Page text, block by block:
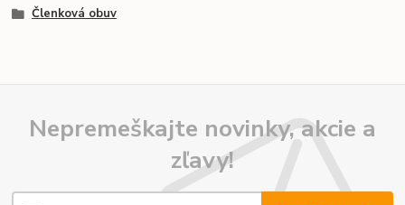
Členková obuv
Nepremeškajte novinky, akcie a
zľavy!